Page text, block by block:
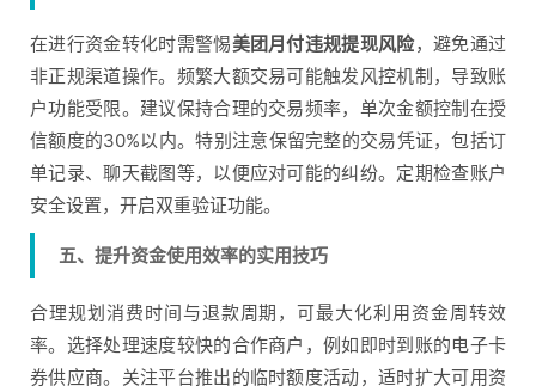
在进行资金转化时需警惕美团月付违规提现风险，避免通过
非正规渠道操作。频繁大额交易可能触发风控机制，导致账
户功能受限。建议保持合理的交易频率，单次金额控制在授
信额度的30%以内。特别注意保留完整的交易凭证，包括订
单记录、聊天截图等，以便应对可能的纠纷。定期检查账户
安全设置，开启双重验证功能。
五、提升资金使用效率的实用技巧
合理规划消费时间与退款周期，可最大化利用资金周转效
率。选择处理速度较快的合作商户，例如即时到账的电子卡
券供应商。关注平台推出的临时额度活动，适时扩大可用资